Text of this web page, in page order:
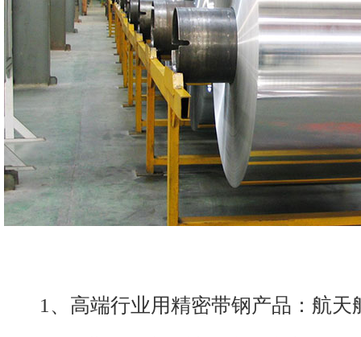
1、高端行业用精密带钢产品：航天